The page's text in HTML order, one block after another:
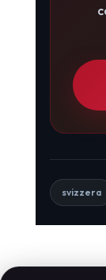
svizzera